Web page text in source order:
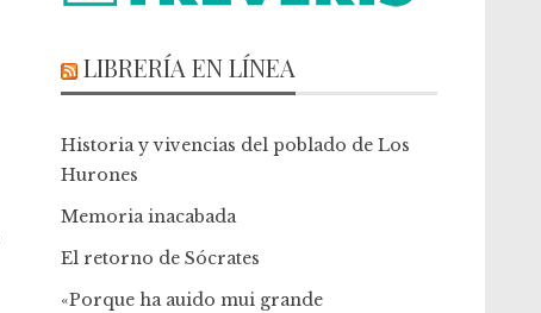
LIBRERÍA EN LÍNEA
Historia y vivencias del poblado de Los
Hurones
Memoria inacabada
El retorno de Sócrates
«Porque ha auido mui grande